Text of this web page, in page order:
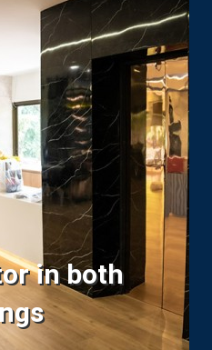
in both